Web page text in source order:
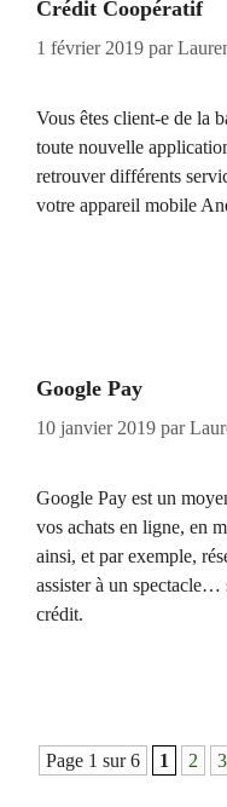
Crédit Coopératif
1 février 2019 par
Vous êtes client-e de la
toute nouvelle
retrouver différents
votre appareil mobile
Google Pay
10 janvier 2019 par
Google Pay est un
vos achats en ligne, en
ainsi, et par exemple,
assister à un spectacle…
crédit.
Navigation
Page 1 sur 6 1 2 3